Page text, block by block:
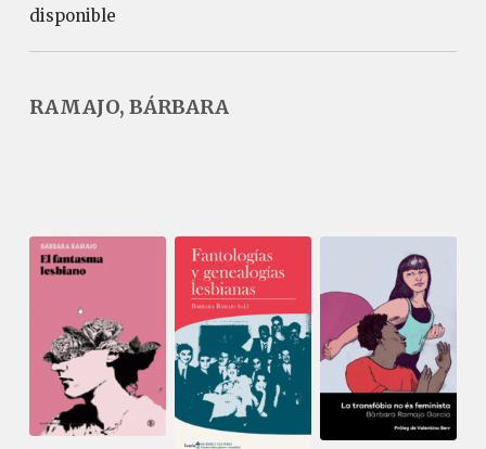
disponible
RAMAJO, BÁRBARA